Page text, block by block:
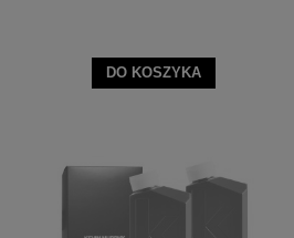
DO KOSZYKA